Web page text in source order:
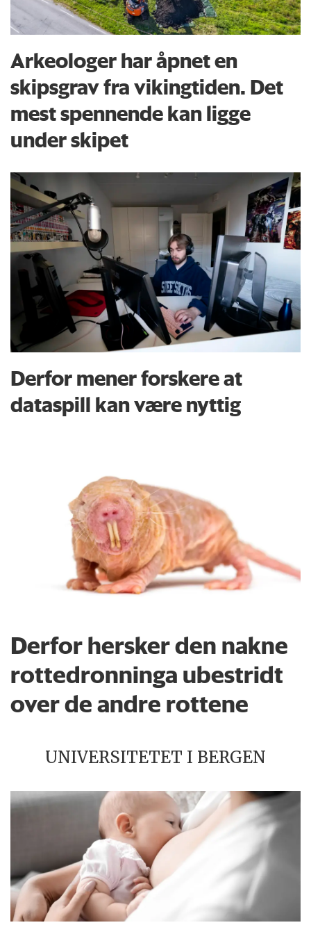
Arkeologer har åpnet en
skipsgrav fra vikingtiden. Det
mest spennende kan ligge
under skipet
Derfor mener forskere at
dataspill kan være nyttig
Derfor hersker den nakne
rottedronninga ubestridt
over de andre rottene
UNIVERSITETET I BERGEN